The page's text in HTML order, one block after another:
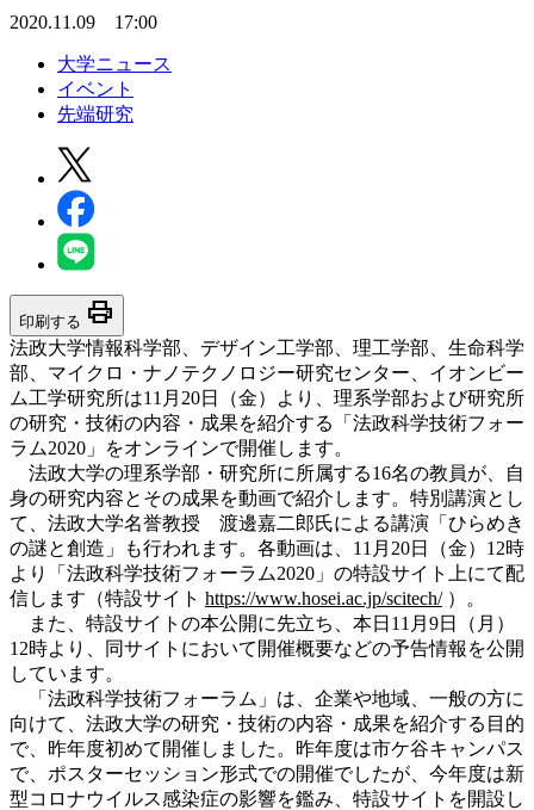
2020.11.09 17:00
大学ニュース
イベント
先端研究
印刷する print
法政大学情報科学部、デザイン工学部、理工学部、生命科学
部、マイクロ・ナノテクノロジー研究センター、イオンビー
ム工学研究所は11月20日（金）より、理系学部および研究所
の研究・技術の内容・成果を紹介する「法政科学技術フォー
ラム2020」をオンラインで開催します。
法政大学の理系学部・研究所に所属する16名の教員が、自
身の研究内容とその成果を動画で紹介します。特別講演とし
て、法政大学名誉教授 渡邊嘉二郎氏による講演「ひらめき
の謎と創造」も行われます。各動画は、11月20日（金）12時
より「法政科学技術フォーラム2020」の特設サイト上にて配
信します（特設サイト https://www.hosei.ac.jp/scitech/）。
また、特設サイトの本公開に先立ち、本日11月9日（月）
12時より、同サイトにおいて開催概要などの予告情報を公開
しています。
「法政科学技術フォーラム」は、企業や地域、一般の方に
向けて、法政大学の研究・技術の内容・成果を紹介する目的
で、昨年度初めて開催しました。昨年度は市ケ谷キャンパス
で、ポスターセッション形式での開催でしたが、今年度は新
型コロナウイルス感染症の影響を鑑み、特設サイトを開設し